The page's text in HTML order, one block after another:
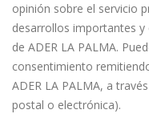
opinión sobre el servicio
desarrollos importantes
de ADER LA PALMA.
consentimiento
ADER LA PALMA, a
postal o electrónica).